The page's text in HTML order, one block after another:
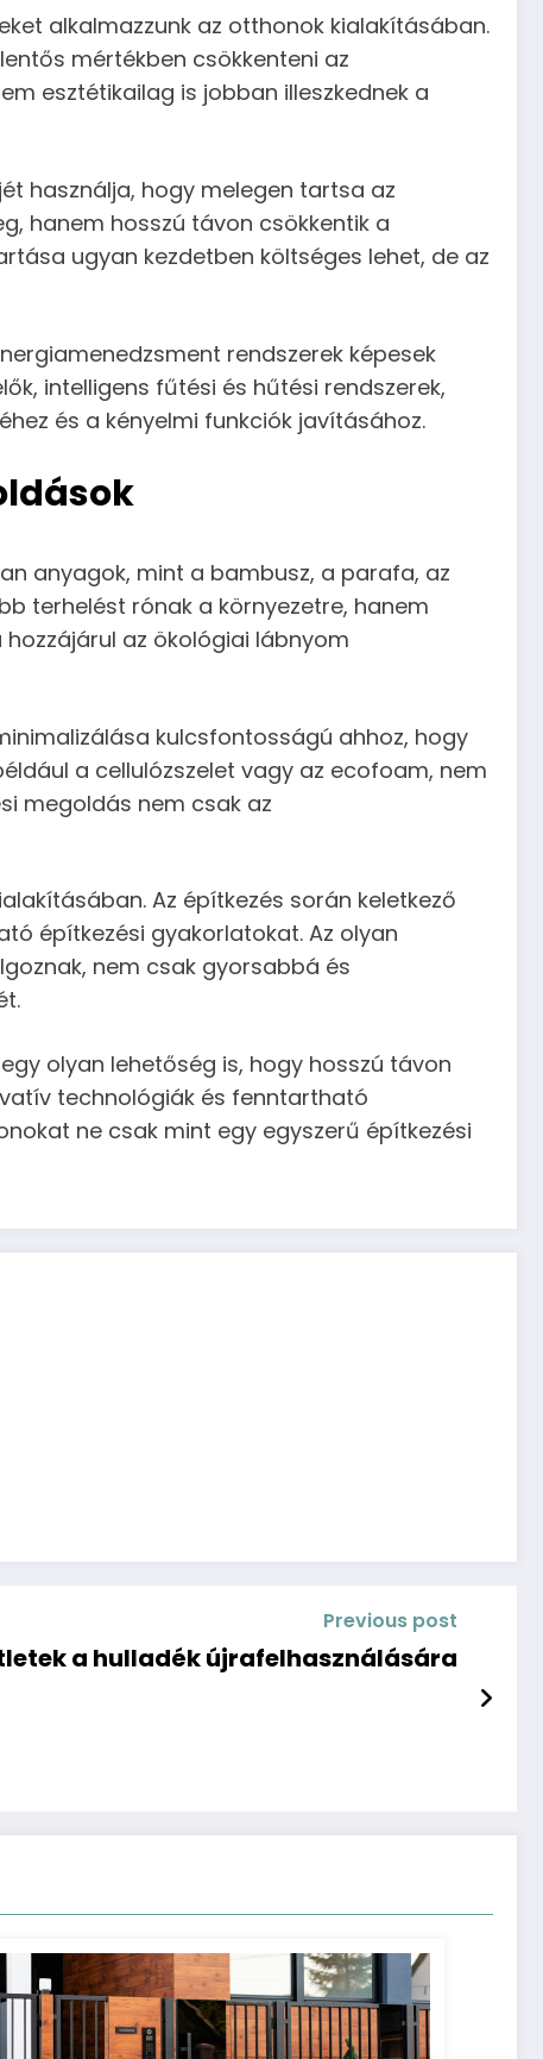
alkalmazzunk az otthonok kialakításában.
mértékben csökkenteni az
esztétikailag is jobban illeszkednek a
használja, hogy melegen tartsa az
hanem hosszú távon csökkentik a
ugyan kezdetben költséges lehet, de az
rendszerek képesek
intelligens fűtési és hűtési rendszerek,
és a kényelmi funkciók javításához.
anyagok, mint a bambusz, a parafa, az
terhelést rónak a környezetre, hanem
az ökológiai lábnyom
kulcsfontosságú ahhoz, hogy
a cellulózszelet vagy az ecofoam, nem
megoldás nem csak az
Az építkezés során keletkező
építkezési gyakorlatokat. Az olyan
nem csak gyorsabbá és
olyan lehetőség is, hogy hosszú távon
technológiák és fenntartható
ne csak mint egy egyszerű építkezési
Previous post
a hulladék újrafelhasználására